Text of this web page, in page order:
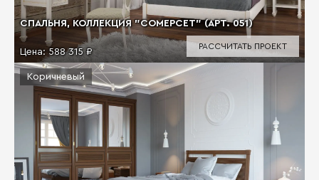
СПАЛЬНЯ, КОЛЛЕКЦИЯ "СОМЕРСЕТ" (АРТ. 051)
Цена: 588 315 ₽
РАССЧИТАТЬ ПРОЕКТ
Коричневый